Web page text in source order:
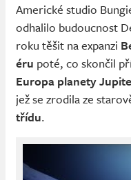
Americké studio
odhalilo budoucnost
roku těšit na expanzi
éru poté, co skončil
Europa planety
jež se zrodila ze
třídu.